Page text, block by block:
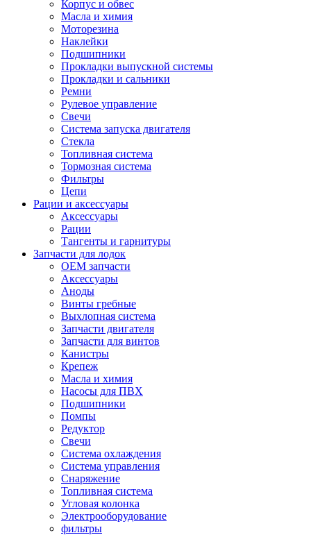
Корпус и обвес
Масла и химия
Моторезина
Наклейки
Подшипники
Прокладки выпускной системы
Прокладки и сальники
Ремни
Рулевое управление
Свечи
Система запуска двигателя
Стекла
Топливная система
Тормозная система
Фильтры
Цепи
Рации и аксессуары
Аксессуары
Рации
Тангенты и гарнитуры
Запчасти для лодок
OEM запчасти
Аксессуары
Аноды
Винты гребные
Выхлопная система
Запчасти двигателя
Запчасти для винтов
Канистры
Крепеж
Масла и химия
Насосы для ПВХ
Подшипники
Помпы
Редуктор
Свечи
Система охлаждения
Система управления
Снаряжение
Топливная система
Угловая колонка
Электрооборудование
фильтры